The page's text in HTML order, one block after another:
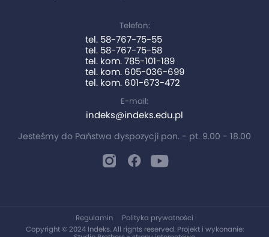
Telefon:
tel. 58-767-75-55
tel. 58-767-75-58
tel. kom. 785-101-189
tel. kom. 605-036-699
tel. kom. 601-673-472
E-mail:
indeks@indeks.edu.pl
Jesteśmy do Państwa dyspozycji pon. - pt. 9.00 - 18.00
Regulamin
Polityka prywatności
Copyright © 2024 Indeks. All rights reserved. Projekt i wykonanie: